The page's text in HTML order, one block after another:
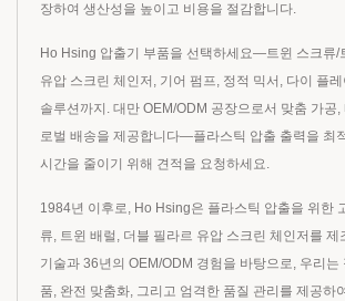
장하여 생산성을 높이고 비용을 절감합니다.
Ho Hsing 압출기 부품을 선택하세요—트윈 스크류/
유압 스크린 체인저, 기어 펌프, 정적 믹서, 다이 플
솔루션까지. 대만 OEM/ODM 공장으로서 맞춤 가공,
로벌 배송을 제공합니다—플라스틱 압출 출력을 최
시간을 줄이기 위해 견적을 요청하세요.
1984년 이후로, Ho Hsing은 플라스틱 압출을 위한
류, 트윈 배럴, 더블 필라르 유압 스크린 체인저를
기술과 36년의 OEM/ODM 경험을 바탕으로, 우리는
품, 완전 맞춤화, 그리고 엄격한 품질 관리를 제공하